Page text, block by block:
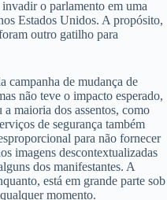
o parlamento em uma
Estados Unidos. A propósito,
outro gatilho para
campanha de mudança de
não teve o impacto esperado,
maioria dos assentos, como
de segurança também
para não fornecer
imagens descontextualizadas
dos manifestantes. A
está em grande parte sob
momento.